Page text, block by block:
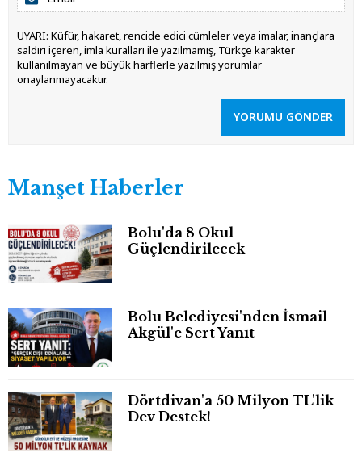
UYARI: Küfür, hakaret, rencide edici cümleler veya imalar, inançlara
saldırı içeren, imla kuralları ile yazılmamış, Türkçe karakter
kullanılmayan ve büyük harflerle yazılmış yorumlar
onaylanmayacaktır.
YORUMU GÖNDER
Manşet Haberler
Bolu'da 8 Okul
Güçlendirilecek
Bolu Belediyesi'nden İsmail
Akgül'e Sert Yanıt
Dörtdivan'a 50 Milyon TL'lik
Dev Destek!